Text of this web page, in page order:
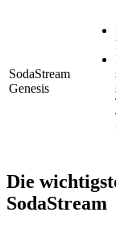
SodaStream
Genesis
Die
SodaStream